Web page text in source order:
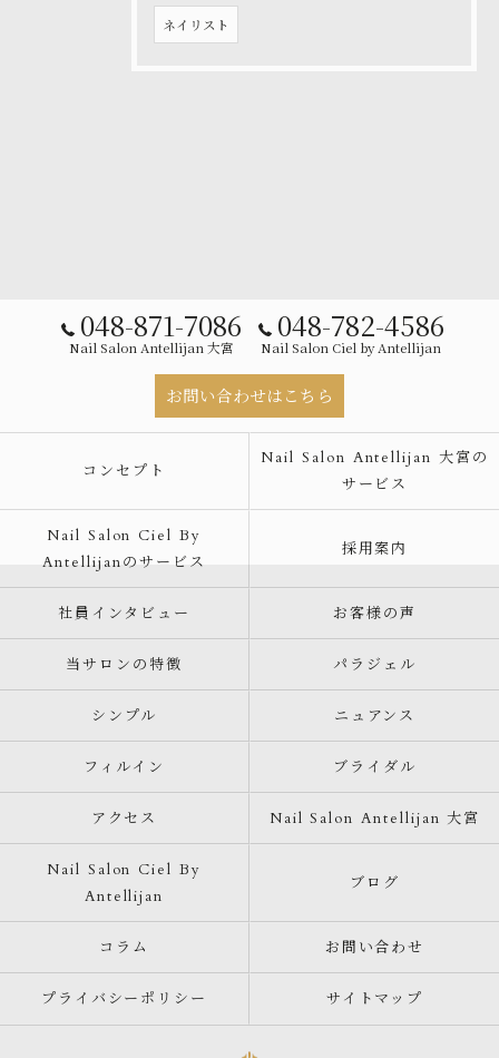
ネイリスト
048-871-7086
Nail Salon Antellijan 大宮
048-782-4586
Nail Salon Ciel by Antellijan
お問い合わせはこちら
コンセプト
Nail Salon Antellijan 大宮の
サービス
Nail Salon Ciel By
Antellijanのサービス
採用案内
社員インタビュー お客様の声
当サロンの特徴 パラジェル
シンプル ニュアンス
フィルイン ブライダル
アクセス Nail Salon Antellijan 大宮
Nail Salon Ciel By
Antellijan
ブログ
コラム お問い合わせ
プライバシーポリシー サイトマップ